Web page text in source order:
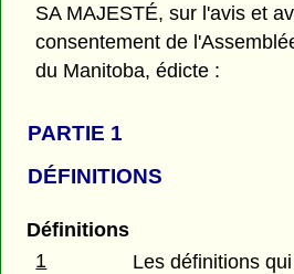
SA MAJESTÉ, sur l'avis et
consentement de
du Manitoba, édicte :
PARTIE 1
DÉFINITIONS
Définitions
1
Les définitions